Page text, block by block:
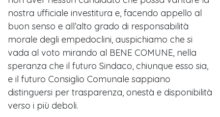
nostra ufficiale investitura e, facendo appello al
buon senso e all’alto grado di responsabilità
morale degli empedoclini, auspichiamo che si
vada al voto mirando al BENE COMUNE, nella
speranza che il futuro Sindaco, chiunque esso sia,
e il futuro Consiglio Comunale sappiano
distinguersi per trasparenza, onestà e disponibilità
verso i più deboli.